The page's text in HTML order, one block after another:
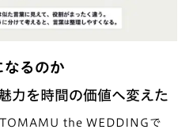
なるのか
力を時間の価値へ変えた
TOMAMU the WEDDINGで